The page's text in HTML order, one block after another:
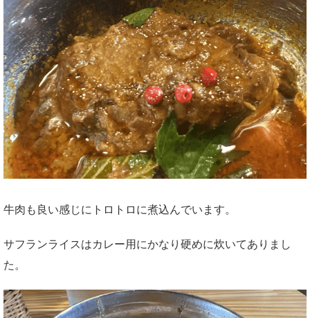
牛肉も良い感じにトロトロに煮込んでいます。
サフランライスはカレー用にかなり硬めに炊いてありまし
た。